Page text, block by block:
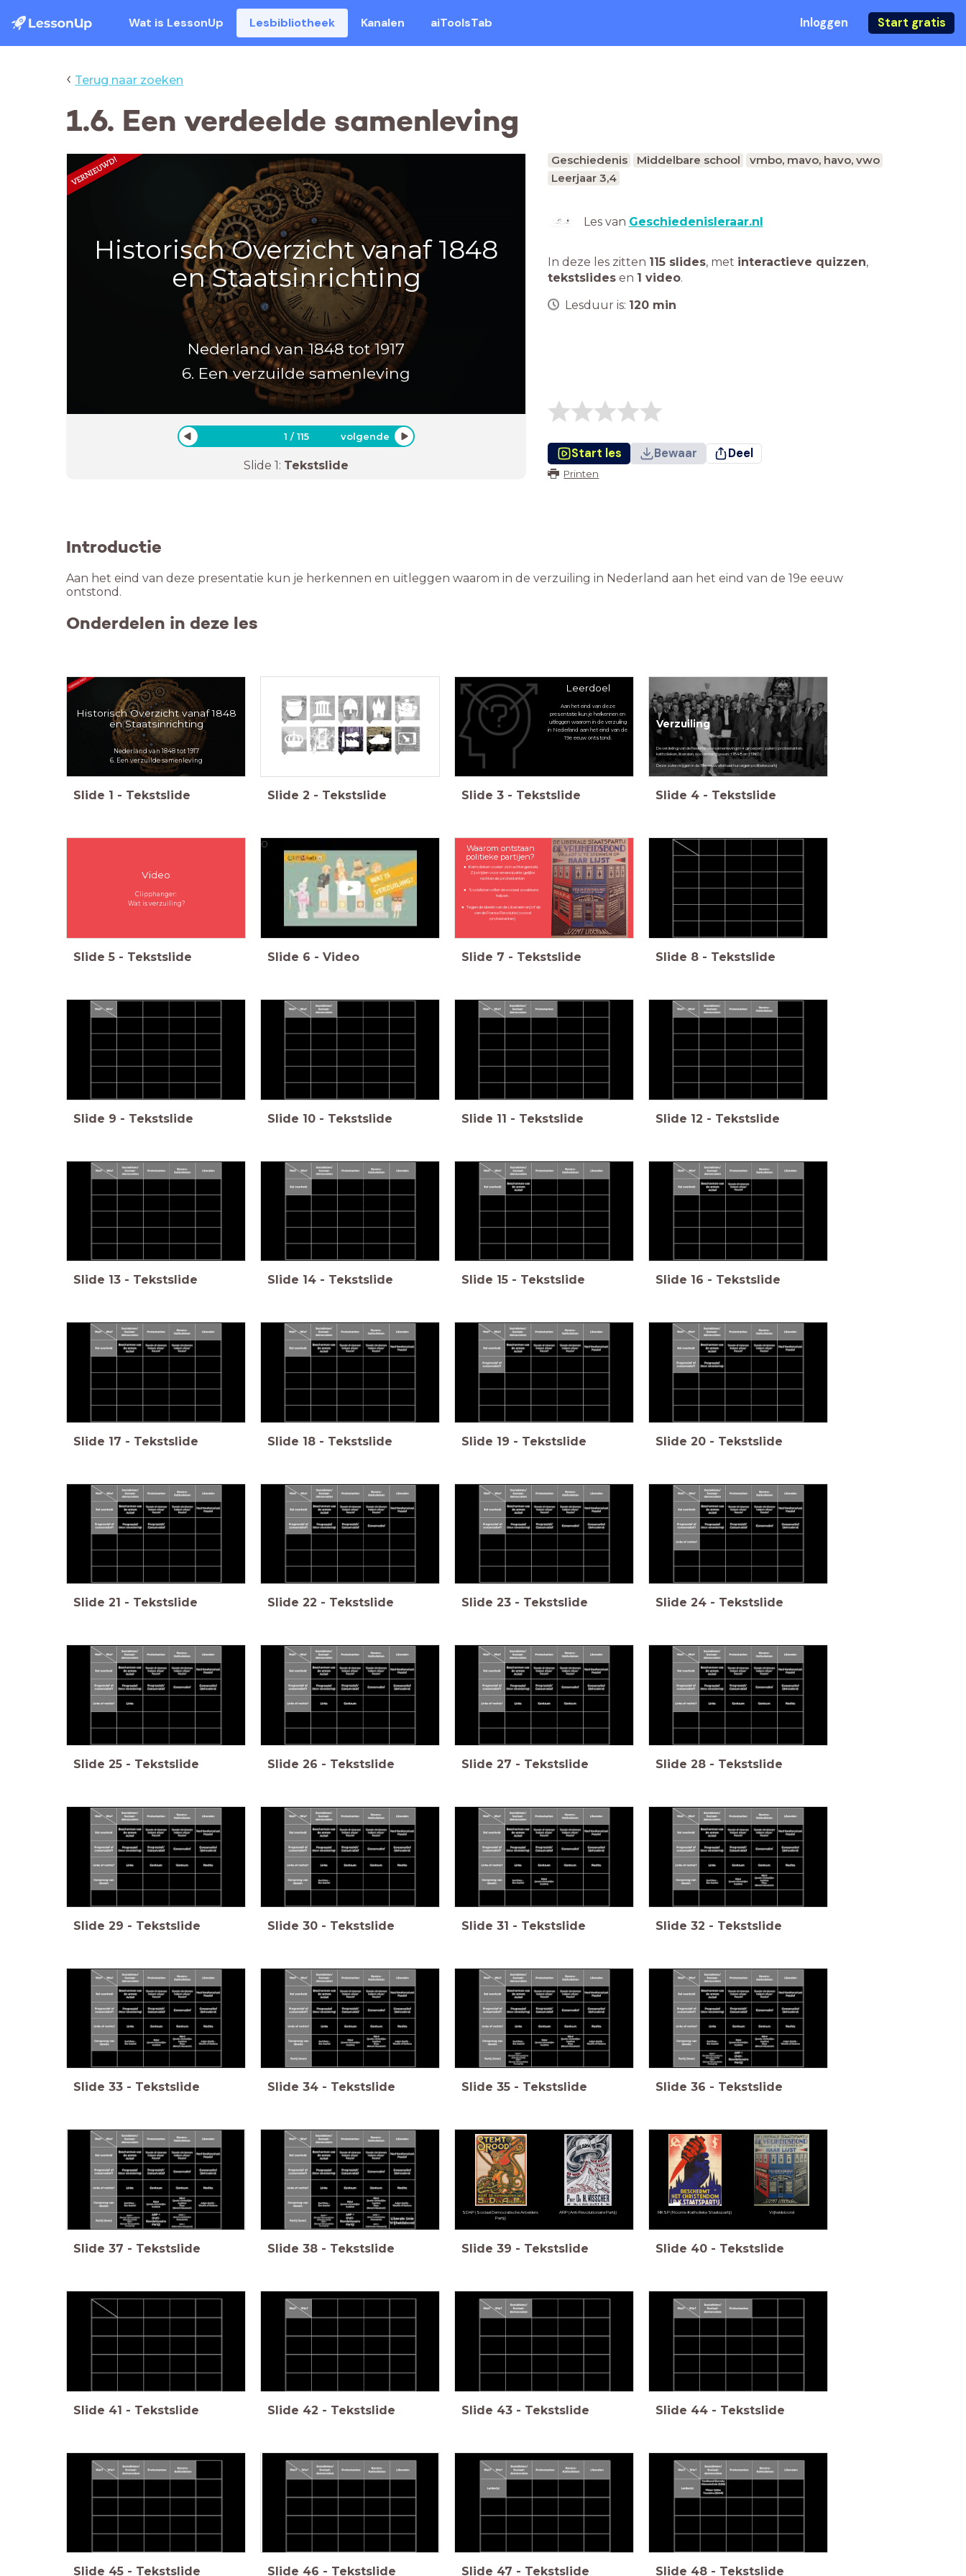
Wat is LessonUp Lesbibliotheek Kanalen aiToolsTab Inloggen Start gratis
‹ Terug naar zoeken
1.6. Een verdeelde samenleving
Historisch Overzicht vanaf 1848
en Staatsinrichting
Nederland van 1848 tot 1917
6. Een verzuilde samenleving
1 /115 volgende
Slide 1: Tekstslide
Geschiedenis Middelbare school
vmbo, mavo, havo, vwo
Leerjaar 3,4
Les van Geschiedenisleraar.nl
In deze les zitten 115 slides, met interactieve quizzen,
tekstslides en 1 video.
Lesduur is: 120 min
Start les Bewaar Deel
Printen
Introductie
Aan het eind van deze presentatie kun je herkennen en uitleggen waarom in de verzuiling in Nederland aan het eind van de 19e eeuw
ontstond.
Onderdelen in deze les
Historisch Overzicht vanaf 1848
en Staatsinrichting
Nederland van 1848 tot 1917
6. Een verzuilde samenleving
Slide 1 - Tekstslide Slide 2 - Tekstslide
Leerdoel
Aan het eind van deze
presentatie kun je herkennen en
uitleggen waarom in de verzuiling
in Nederland aan het eind van de
19e eeuw ontstond.
Slide 3 - Tekstslide
Verzuiling
De verdeling van de Nederlandse samenleving in 4 groepen (zuilen): protestanten,
katholieken, liberalen, socialisten (tussen: ±1848 en ±1965)
Deze zuilen krijgen in de 19e eeuw allemaal hun eigen politieke partij
Slide 4 - Tekstslide
Video
Clipphanger:
Wat is verzuiling?
Slide 5 - Tekstslide
0
Slide 6 - Video
Waarom ontstaan
politieke partijen?
Katholieken voelen zich achtergesteld.
Zij strijden voor emancipatie: gelijke
rechten als protestanten
Socialisten willen de sociaal zwakkere
helpen.
Tegen de ideeën van de Liberalen en/of de
van de Franse Revolutie (vooral
protestanten)
Slide 7 - Tekstslide Slide 8 - Tekstslide
Slide 9 - Tekstslide Slide 10 - Tekstslide Slide 11 - Tekstslide Slide 12 - Tekstslide
Slide 13 - Tekstslide Slide 14 - Tekstslide Slide 15 - Tekstslide Slide 16 - Tekstslide
Slide 17 - Tekstslide Slide 18 - Tekstslide Slide 19 - Tekstslide Slide 20 - Tekstslide
Slide 21 - Tekstslide Slide 22 - Tekstslide Slide 23 - Tekstslide Slide 24 - Tekstslide
Slide 25 - Tekstslide Slide 26 - Tekstslide Slide 27 - Tekstslide Slide 28 - Tekstslide
Slide 29 - Tekstslide Slide 30 - Tekstslide Slide 31 - Tekstslide Slide 32 - Tekstslide
Slide 33 - Tekstslide Slide 34 - Tekstslide Slide 35 - Tekstslide Slide 36 - Tekstslide
Slide 37 - Tekstslide Slide 38 - Tekstslide
SDAP (Sociaal Democratische Arbeiders
Partij)
ARP (Anti-Revolutionaire Partij)
Slide 39 - Tekstslide
RKSP (Rooms-Katholieke Staatspartij) Vrijheidsbond
Slide 40 - Tekstslide
Slide 41 - Tekstslide Slide 42 - Tekstslide Slide 43 - Tekstslide Slide 44 - Tekstslide
Slide 45 - Tekstslide Slide 46 - Tekstslide Slide 47 - Tekstslide Slide 48 - Tekstslide